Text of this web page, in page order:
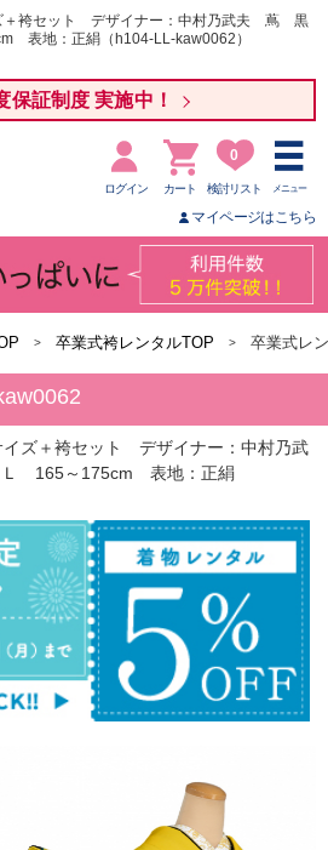
＋袴セット デザイナー：中村乃武夫 蔦 黒
表地：正絹（h104-LL-kaw0062）
保証制度 実施中！
ログイン カート
0
検討リスト メニュー
マイページはこちら
卒業式袴レンタルTOP 卒業式レ
ズ＋袴セット デザイナー：中村乃武
165～175cm 表地：正絹